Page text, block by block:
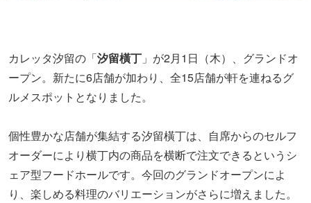
カレッタ汐留の「汐留橫丁 」が2月1日（木）、グランドオ
ープン。新たに6店舗が加わり、全15店舗が軒を連ねるグ
ルメスポットとなりました。
個性豊かな店舗が集結する汐留橫丁は、自席からのセルフ
オーダーにより横丁内の商品を横断で注文できるというシ
ェア型フードホールです。今回のグランドオープンによ
り、楽しめる料理のバリエーションがさらに増えました。